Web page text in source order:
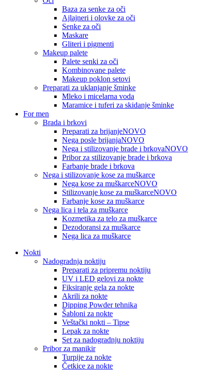
Baza za senke za oči
Ajlajneri i olovke za oči
Senke za oči
Maskare
Gliteri i pigmenti
Makeup palete
Palete senki za oči
Kombinovane palete
Makeup poklon setovi
Preparati za uklanjanje šminke
Mleko i micelarna voda
Maramice i tuferi za skidanje šminke
For men
Brada i brkovi
Preparati za brijanjeNOVO
Nega posle brijanjaNOVO
Nega i stilizovanje brade i brkovaNOVO
Pribor za stilizovanje brade i brkova
Farbanje brade i brkova
Nega i stilizovanje kose za muškarce
Nega kose za muškarceNOVO
Stilizovanje kose za muškarceNOVO
Farbanje kose za muškarce
Nega lica i tela za muškarce
Kozmetika za telo za muškarce
Dezodoransi za muškarce
Nega lica za muškarce
Nokti
Nadogradnja noktiju
Preparati za pripremu noktiju
UV i LED gelovi za nokte
Fiksiranje gela za nokte
Akrili za nokte
Dipping Powder tehnika
Šabloni za nokte
Veštački nokti – Tipse
Lepak za nokte
Set za nadogradnju noktiju
Pribor za manikir
Turpije za nokte
Četkice za nokte